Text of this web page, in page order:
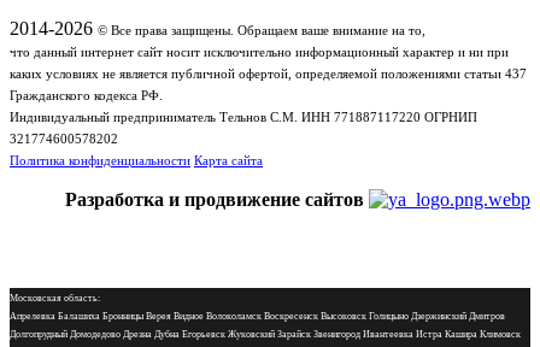
2014-2026 © Все права защищены. Обращаем ваше внимание на то,
что данный интернет сайт носит исключительно информационный характер и ни при
каких условиях не является публичной офертой, определяемой положениями статьи 437
Гражданского кодекса РФ.
Индивидуальный предприниматель Тельнов С.М. ИНН 771887117220 ОГРНИП
321774600578202
Политика конфиденциальности Карта сайта
Разработка и продвижение сайтов
Московская область:
Апрелевка Балашиха Бронницы Верея Видное Волоколамск Воскресенск Высоковск Голицыно Дзержинский Дмитров
Долгопрудный Домодедово Дрезна Дубна Егорьевск Жуковский Зарайск Звенигород Ивантеевка Истра Кашира Климовск